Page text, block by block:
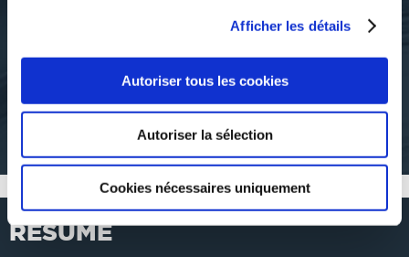
Afficher les détails
Autoriser tous les cookies
Autoriser la sélection
Cookies nécessaires uniquement
Théo Drila
RÉSUMÉ